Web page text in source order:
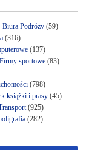
Biura Podróży(59)
(316)
(137)
Firmy sportowe(83)
(798)
książki i prasy(45)
(925)
(282)